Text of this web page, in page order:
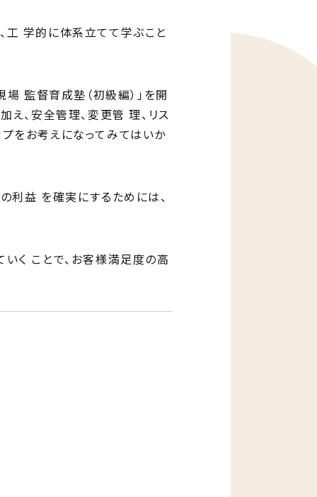
工 学的に体系立てて学ぶこと
監督育成塾（初級編）」を開
、安全管理、変更管 理、リス
をお考えになってみてはいか
利益 を確実にするためには、
く ことで、お客様満足度の高